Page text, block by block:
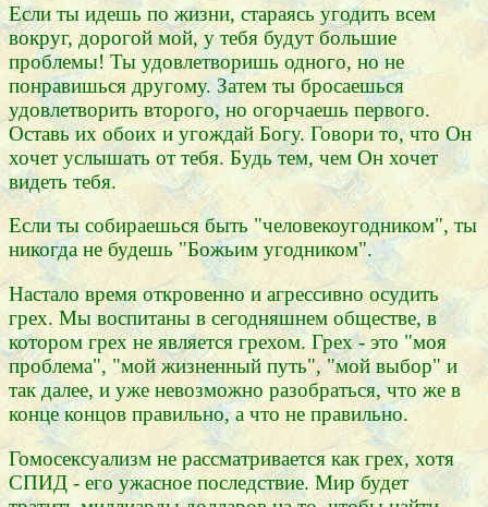
Если ты идешь по жизни, стараясь угодить всем
вокруг, дорогой мой, у тебя будут большие
проблемы! Ты удовлетворишь одного, но не
понравишься другому. Затем ты бросаешься
удовлетворить второго, но огорчаешь первого.
Оставь их обоих и угождай Богу. Говори то, что Он
хочет услышать от тебя. Будь тем, чем Он хочет
видеть тебя.
Если ты собираешься быть "человекоугодником", ты
никогда не будешь "Божьим угодником".
Настало время откровенно и агрессивно осудить
грех. Мы воспитаны в сегодняшнем обществе, в
котором грех не является грехом. Грех - это "моя
проблема", "мой жизненный путь", "мой выбор" и
так далее, и уже невозможно разобраться, что же в
конце концов правильно, а что не правильно.
Гомосексуализм не рассматривается как грех, хотя
СПИД - его ужасное последствие. Мир будет